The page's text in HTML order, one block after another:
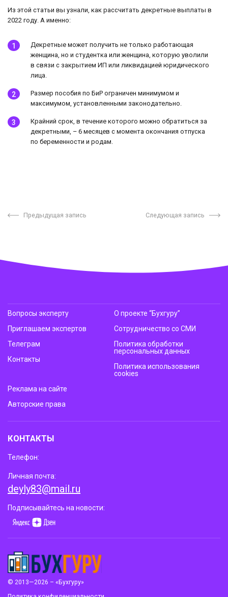
Из этой статьи вы узнали, как рассчитать декретные выплаты в
2022 году. А именно:
Декретные может получить не только работающая
женщина, но и студентка или женщина, которую уволили
в связи с закрытием ИП или ликвидацией юридического
лица.
Размер пособия по БиР ограничен минимумом и
максимумом, установленными законодательно.
Крайний срок, в течение которого можно обратиться за
декретными, – 6 месяцев с момента окончания отпуска
по беременности и родам.
Предыдущая запись Следующая запись
© 2013—2026 – «Бухгуру»
Вопросы эксперту
Приглашаем экспертов
Телеграм
Контакты
О проекте “Бухгуру”
Сотрудничество со СМИ
Политика обработки
персональных данных
Политика использования
cookies
Реклама на сайте
Авторские права
КОНТАКТЫ
Телефон:
Личная почта:
deyly83@mail.ru
Подписывайтесь на новости: